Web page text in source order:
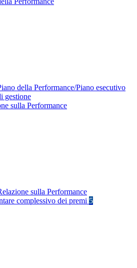
della Performance/Piano esecutivo
gestione
sulla Performance
sulla Performance
complessivo dei premi 5